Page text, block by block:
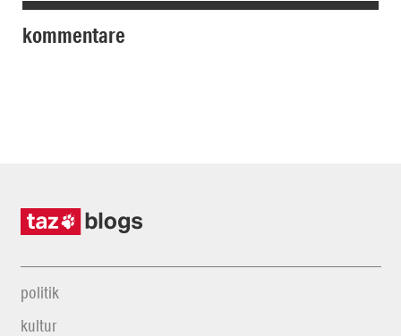
kommentare
politik
kultur